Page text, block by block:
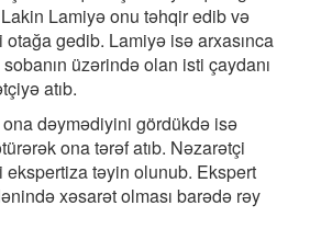
Lamiyə onu təhqir edib və
gedib. Lamiyə isə arxasınca
üzərində olan isti çaydanı
atıb.
ona dəymədiyini gördükdə isə
ona tərəf atıb. Nəzarətçi
ekspertiza təyin olunub. Ekspert
xəsarət olması barədə rəy